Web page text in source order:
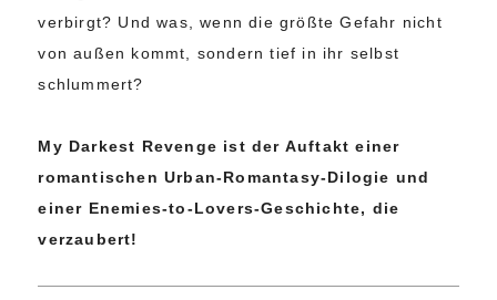
verbirgt? Und was, wenn die größte Gefahr nicht
von außen kommt, sondern tief in ihr selbst
schlummert?
My Darkest Revenge ist der Auftakt einer
romantischen Urban-Romantasy-Dilogie und
einer Enemies-to-Lovers-Geschichte, die
verzaubert!